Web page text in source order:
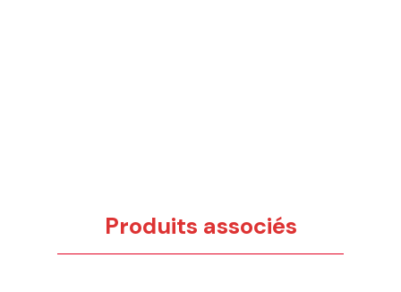
Produits associés